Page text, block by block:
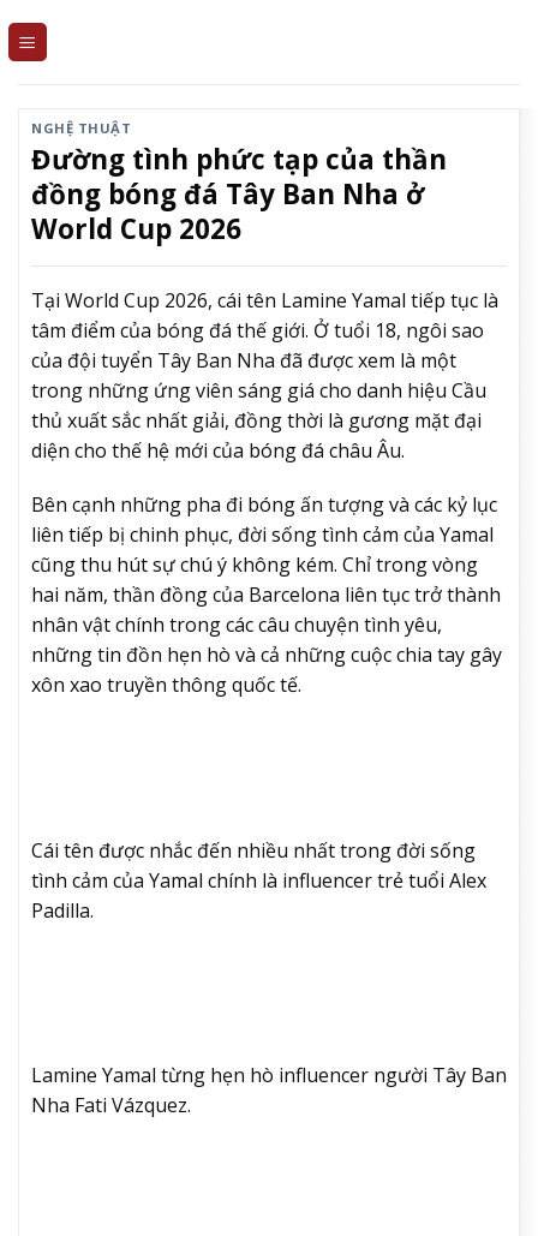
NGHỆ THUẬT
Đường tình phức tạp của thần
đồng bóng đá Tây Ban Nha ở
World Cup 2026
Tại World Cup 2026, cái tên Lamine Yamal tiếp tục là
tâm điểm của bóng đá thế giới. Ở tuổi 18, ngôi sao
của đội tuyển Tây Ban Nha đã được xem là một
trong những ứng viên sáng giá cho danh hiệu Cầu
thủ xuất sắc nhất giải, đồng thời là gương mặt đại
diện cho thế hệ mới của bóng đá châu Âu.
Bên cạnh những pha đi bóng ấn tượng và các kỷ lục
liên tiếp bị chinh phục, đời sống tình cảm của Yamal
cũng thu hút sự chú ý không kém. Chỉ trong vòng
hai năm, thần đồng của Barcelona liên tục trở thành
nhân vật chính trong các câu chuyện tình yêu,
những tin đồn hẹn hò và cả những cuộc chia tay gây
xôn xao truyền thông quốc tế.
Cái tên được nhắc đến nhiều nhất trong đời sống
tình cảm của Yamal chính là influencer trẻ tuổi Alex
Padilla.
Lamine Yamal từng hẹn hò influencer người Tây Ban
Nha Fati Vázquez.